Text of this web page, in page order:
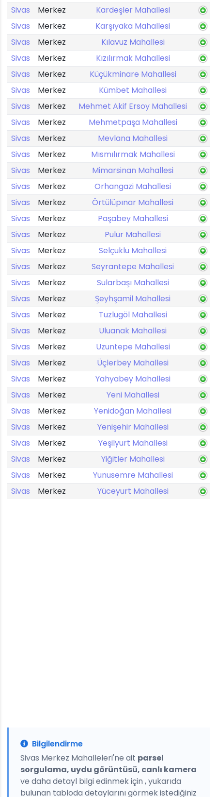
Sivas
Merkez
Kardeşler Mahallesi
Sivas
Merkez
Karşıyaka Mahallesi
Sivas
Merkez
Kılavuz Mahallesi
Sivas
Merkez
Kızılırmak Mahallesi
Sivas
Merkez
Küçükminare Mahallesi
Sivas
Merkez
Kümbet Mahallesi
Sivas
Merkez
Mehmet Akif Ersoy Mahallesi
Sivas
Merkez
Mehmetpaşa Mahallesi
Sivas
Merkez
Mevlana Mahallesi
Sivas
Merkez
Mısmılırmak Mahallesi
Sivas
Merkez
Mimarsinan Mahallesi
Sivas
Merkez
Orhangazi Mahallesi
Sivas
Merkez
Örtülüpınar Mahallesi
Sivas
Merkez
Paşabey Mahallesi
Sivas
Merkez
Pulur Mahallesi
Sivas
Merkez
Selçuklu Mahallesi
Sivas
Merkez
Seyrantepe Mahallesi
Sivas
Merkez
Sularbaşı Mahallesi
Sivas
Merkez
Şeyhşamil Mahallesi
Sivas
Merkez
Tuzlugöl Mahallesi
Sivas
Merkez
Uluanak Mahallesi
Sivas
Merkez
Uzuntepe Mahallesi
Sivas
Merkez
Üçlerbey Mahallesi
Sivas
Merkez
Yahyabey Mahallesi
Sivas
Merkez
Yeni Mahallesi
Sivas
Merkez
Yenidoğan Mahallesi
Sivas
Merkez
Yenişehir Mahallesi
Sivas
Merkez
Yeşilyurt Mahallesi
Sivas
Merkez
Yiğitler Mahallesi
Sivas
Merkez
Yunusemre Mahallesi
Sivas
Merkez Yüceyurt Mahallesi
Bilgilendirme
Sivas Merkez Mahalleleri'ne ait parsel
sorgulama, uydu görüntüsü, canlı kamera
ve daha detayl bilgi edinmek için , yukarıda
bulunan tabloda detaylarını görmek istediğiniz